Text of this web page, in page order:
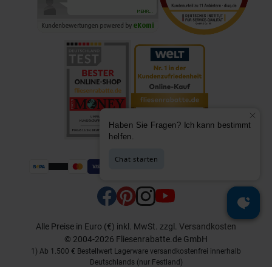
Alle Preise in Euro (€) inkl. MwSt. zzgl. Versandkosten
© 2004-2026 Fliesenrabatte.de GmbH
1) Ab 1.500 € Bestellwert Lagerware versandkostenfrei innerhalb
Deutschlands (nur Festland)